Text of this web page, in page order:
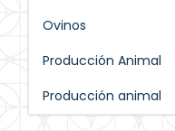
Ovinos
Producción Animal
Producción animal